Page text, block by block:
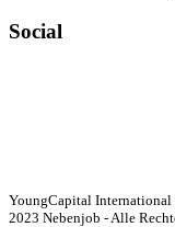
Social
YoungCapital
2023 Nebenjob - Alle